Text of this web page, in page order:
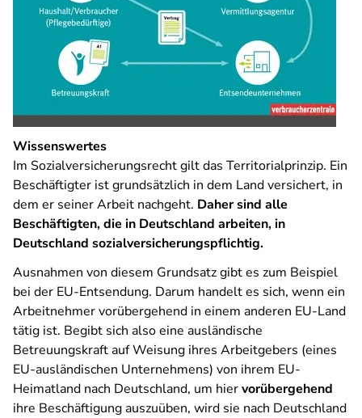
Wissenswertes
Im Sozialversicherungsrecht gilt das Territorialprinzip. Ein
Beschäftigter ist grundsätzlich in dem Land versichert, in
dem er seiner Arbeit nachgeht. Daher sind alle
Beschäftigten, die in Deutschland arbeiten, in
Deutschland sozialversicherungspflichtig.
Ausnahmen von diesem Grundsatz gibt es zum Beispiel
bei der EU-Entsendung. Darum handelt es sich, wenn ein
Arbeitnehmer vorübergehend in einem anderen EU-Land
tätig ist. Begibt sich also eine ausländische
Betreuungskraft auf Weisung ihres Arbeitgebers (eines
EU-ausländischen Unternehmens) von ihrem EU-
Heimatland nach Deutschland, um hiervorübergehend
ihre Beschäftigung auszuüben, wird sie nach Deutschland